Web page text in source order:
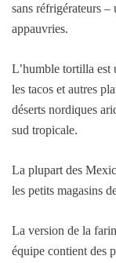
sans réfrigérateurs –
appauvries.
L’humble tortilla est
les tacos et autres
déserts nordiques
sud tropicale.
La plupart des
les petits magasins
La version de la
équipe contient des